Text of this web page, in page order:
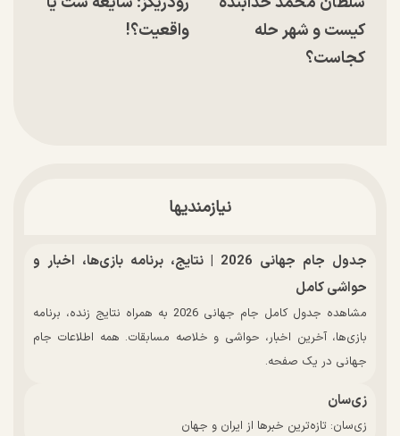
کیست و شهر حله
کجاست؟
واقعیت؟!
نیازمندیها
جدول جام جهانی 2026 | نتایج، برنامه بازی‌ها، اخبار و
حواشی کامل
مشاهده جدول کامل جام جهانی 2026 به همراه نتایج زنده، برنامه
بازی‌ها، آخرین اخبار، حواشی و خلاصه مسابقات. همه اطلاعات جام
جهانی در یک صفحه.
زی‌سان
زی‌سان: تازه‌ترین خبرها از ایران و جهان